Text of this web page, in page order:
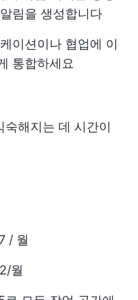
림을 생성합니다
이션이나 협업에 이
통합하세요
숙해지는 데 시간이
/ 월
월